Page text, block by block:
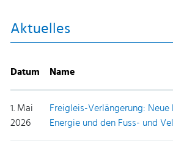
Aktuelles
Datum Name
1. Mai
2026
Freigleis-Verlängerung: Neue
Energie und den Fuss- und